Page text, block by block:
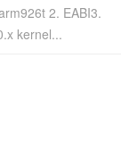
2. EABI3.
kernel...